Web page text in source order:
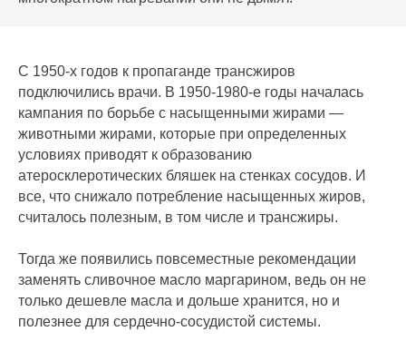
С 1950-х годов к пропаганде трансжиров
подключились врачи. В 1950-1980-е годы началась
кампания по борьбе с насыщенными жирами —
животными жирами, которые при определенных
условиях приводят к образованию
атеросклеротических бляшек на стенках сосудов. И
все, что снижало потребление насыщенных жиров,
считалось полезным, в том числе и трансжиры.
Тогда же появились повсеместные рекомендации
заменять сливочное масло маргарином, ведь он не
только дешевле масла и дольше хранится, но и
полезнее для сердечно-сосудистой системы.